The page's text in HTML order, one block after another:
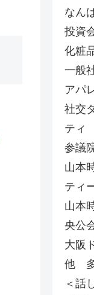
なん
投資
化粧
一般
アパ
社交
ティ
参議
山本
ティ
山本
央公
大阪
他 多
＜話